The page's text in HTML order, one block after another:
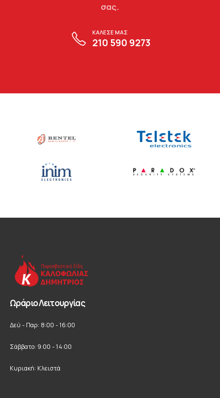
σας.
ΚΑΛΕΣΕ ΜΑΣ
210 590 9273
Ωράριο Λειτουργίας
Δεύ - Παρ: 8:00 - 16:00
Σάββατο: 9:00 - 14:00
Κυριακή: Κλειστά